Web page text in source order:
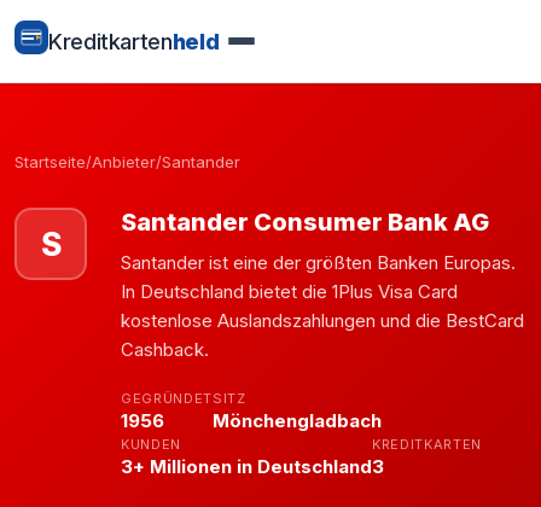
Kreditkartenheld
Startseite/Anbieter/Santander
S
Santander Consumer Bank AG
Santander ist eine der größten Banken Europas.
In Deutschland bietet die 1Plus Visa Card
kostenlose Auslandszahlungen und die BestCard
Cashback.
GEGRÜNDET
1956
SITZ
Mönchengladbach
KUNDEN
3+ Millionen in Deutschland
KREDITKARTEN
3